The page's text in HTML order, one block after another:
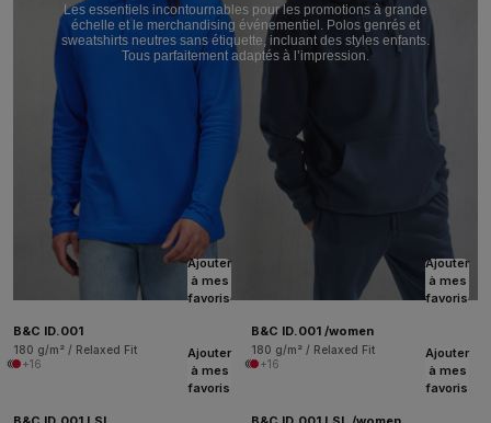
Les essentiels incontournables pour les promotions à grande
échelle et le merchandising événementiel. Polos genrés et
sweatshirts neutres sans étiquette, incluant des styles enfants.
Tous parfaitement adaptés à l’impression.
Ajouter
à mes
favoris
B&C ID.001
180 g/m² / Relaxed Fit
+16
Ajouter
à mes
favoris
B&C ID.001 /women
180 g/m² / Relaxed Fit
+16
Ajouter
à mes
favoris
Ajouter
à mes
favoris